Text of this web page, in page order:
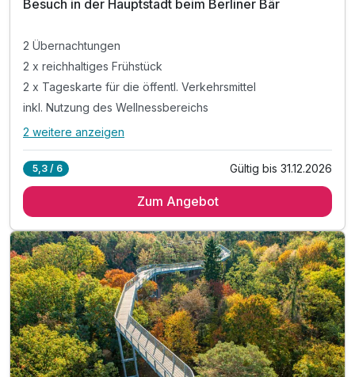
Besuch in der Hauptstadt beim Berliner Bär
2 Übernachtungen
2 x reichhaltiges Frühstück
2 x Tageskarte für die öffentl. Verkehrsmittel
inkl. Nutzung des Wellnessbereichs
Alle Inklusivleistungen
2 x reichhaltiges Frühstück
inkl. Nutzung des Wellnessbereichs
inkl. Tee- / Kaffeekocher im Zimmer
inkl. Highspeed Wi-Fi
2 weitere anzeigen
5,3 / 6 Gültig bis 31.12.2026
Zum Angebot